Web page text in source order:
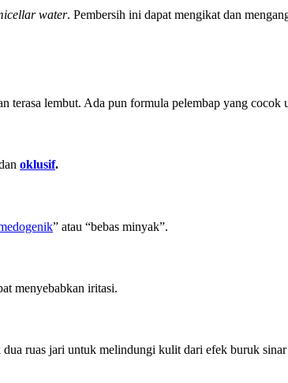
water. Pembersih ini dapat mengikat dan
lembut. Ada pun formula pelembap yang
oklusif.
” atau “bebas minyak”.
menyebabkan iritasi.
dua ruas jari untuk melindungi kulit dari efek buruk